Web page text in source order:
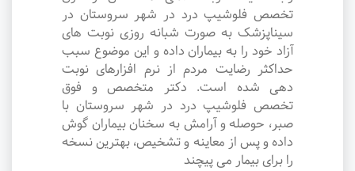
تخصص فلوشیپ درد در شهر سروستان در
سیناپزشک به صورت شبانه روزی نوبت های
آزاد خود را به بیماران داده و این موضوع سبب
حداکثر رضایت مردم از نرم افزارهای نوبت
دهی شده است. دکتر متخصص و فوق
تخصص فلوشیپ درد در شهر سروستان با
صبر، حوصله و آرامش به سخنان بیماران گوش
داده و پس از معاینه و تشخیص، بهترین نسخه
را برای بیمار می پیچند